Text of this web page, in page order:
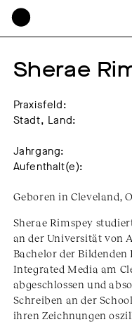
Sherae
Praxisfeld:
Stadt, Land:
Jahrgang:
Aufenthalt(e):
Geboren in Cleveland,
Sherae Rimspey
an der Universität von
Bachelor der Bildenden
Integrated Media am
abgeschlossen und
Schreiben an der
ihren Zeichnungen